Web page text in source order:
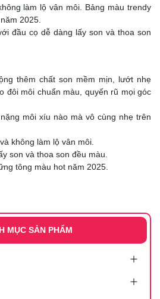
làm lộ vân môi. Bảng màu trendy
2025.
đầu cọ dễ dàng lấy son và thoa son
thêm chất son mềm mịn, lướt nhẹ
đôi môi chuẩn màu, quyến rũ mọi góc
môi xíu nào mà vô cùng nhẹ trên
không làm lộ vân môi.
son và thoa son đều màu.
tông màu hot năm 2025.
MỤC SẢN PHẨM